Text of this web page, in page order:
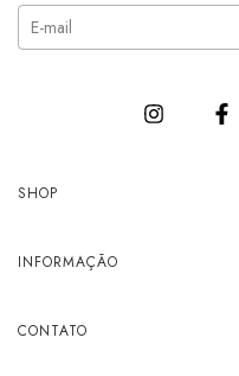
SHOP
INFORMAÇÃO
CONTATO